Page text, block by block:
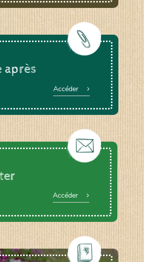
après
Accéder
Accéder